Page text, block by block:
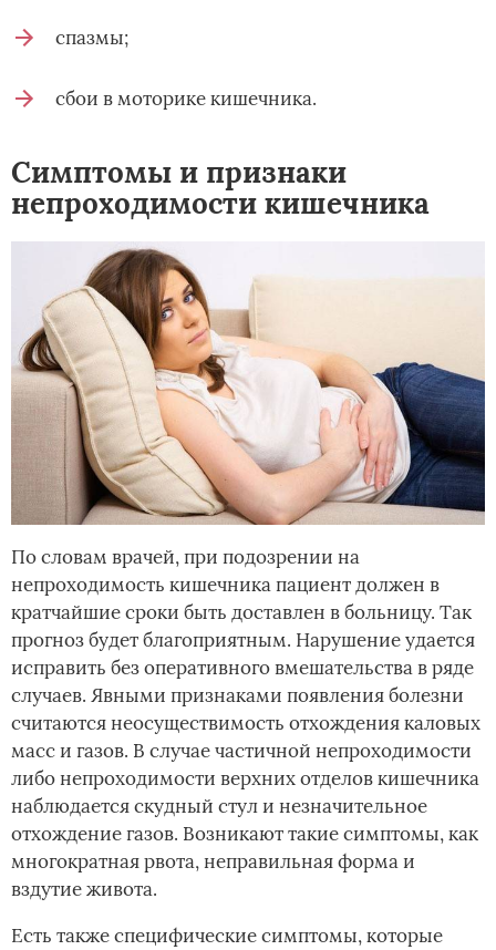
спазмы;
сбои в моторике кишечника.
Симптомы и признаки
непроходимости кишечника
По словам врачей, при подозрении на
непроходимость кишечника пациент должен в
кратчайшие сроки быть доставлен в больницу. Так
прогноз будет благоприятным. Нарушение удается
исправить без оперативного вмешательства в ряде
случаев. Явными признаками появления болезни
считаются неосуществимость отхождения каловых
масс и газов. В случае частичной непроходимости
либо непроходимости верхних отделов кишечника
наблюдается скудный стул и незначительное
отхождение газов. Возникают такие симптомы, как
многократная рвота, неправильная форма и
вздутие живота.
Есть также специфические симптомы, которые